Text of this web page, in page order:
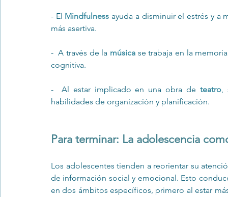
- El Mindfulness ayuda a disminuir el estrés y a
más asertiva.
-  A través de la música se trabaja en la
cognitiva.
-  Al estar implicado en una obra de teatro,
habilidades de organización y planificación.
Para terminar: La adolescencia
Los adolescentes tienden a reorientar su
de información social y emocional. Esto
en dos ámbitos específicos, primero al estar